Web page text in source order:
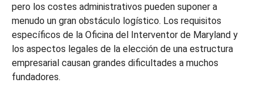
pero los costes administrativos pueden suponer a
menudo un gran obstáculo logístico. Los requisitos
específicos de la Oficina del Interventor de Maryland y
los aspectos legales de la elección de una estructura
empresarial causan grandes dificultades a muchos
fundadores.